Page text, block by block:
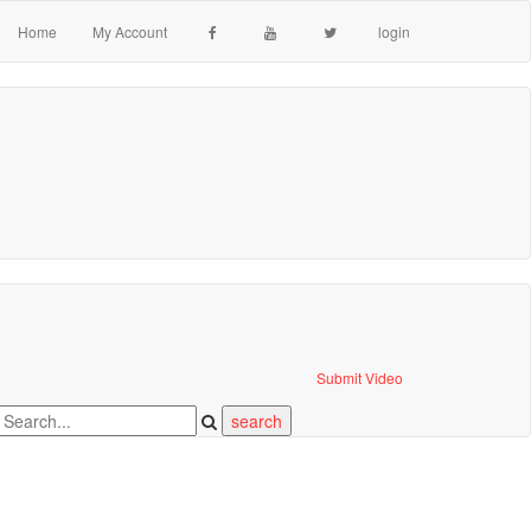
login
Home My Account
Submit Video